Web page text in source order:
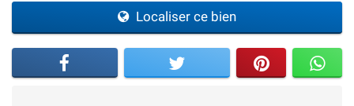
Localiser ce bien